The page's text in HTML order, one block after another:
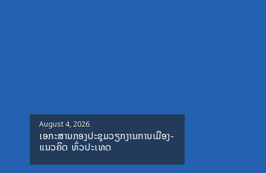
Posted
on
August 4, 2026
ເອກະສານກອງປະຊຸມວຽກງານການເມືອງ-
ແນວຄິດ ທົ່ວປະເທດ